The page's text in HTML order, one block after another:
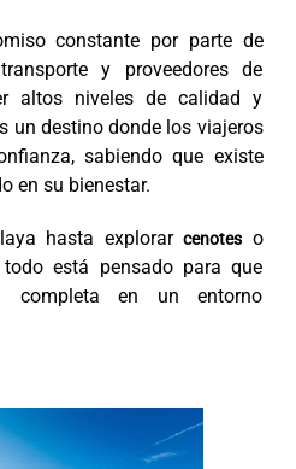
constante por parte de
y proveedores de
altos niveles de calidad y
un destino donde los viajeros
sabiendo que existe
en su bienestar.
hasta explorar cenotes o
está pensado para que
completa en un entorno